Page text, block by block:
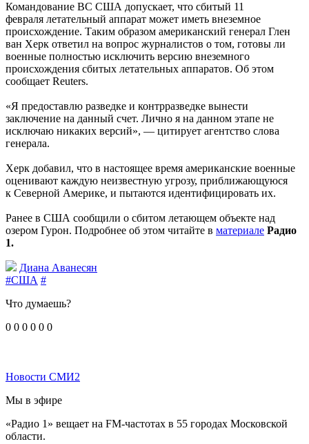
Командование ВС США допускает, что сбитый 11
февраля летательный аппарат может иметь внеземное
происхождение. Таким образом американский генерал Глен
ван Херк ответил на вопрос журналистов о том, готовы ли
военные полностью исключить версию внеземного
происхождения сбитых летательных аппаратов. Об этом
сообщает Reuters.
«Я предоставлю разведке и контрразведке вынести
заключение на данный счет. Лично я на данном этапе не
исключаю никаких версий», — цитирует агентство слова
генерала.
Херк добавил, что в настоящее время американские военные
оценивают каждую неизвестную угрозу, приближающуюся
к Северной Америке, и пытаются идентифицировать их.
Ранее в США сообщили о сбитом летающем объекте над
озером Гурон. Подробнее об этом читайте в материале Радио
1.
Диана Аванесян
#США #
Что думаешь?
0 0 0 0 0 0
Новости СМИ2
Мы в эфире
«Радио 1» вещает на FM-частотах в 55 городах Московской
области.